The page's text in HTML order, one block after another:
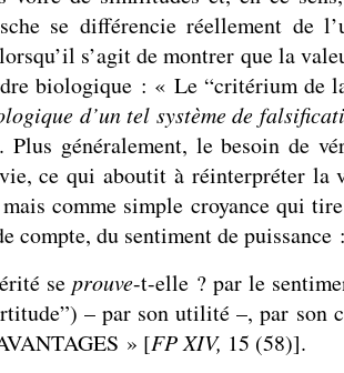
se différencie réellement de
s’agit de montrer que la
biologique : « Le “critérium de
d’un tel système de
généralement, le besoin de
ce qui aboutit à réinterpréter la
comme simple croyance qui
compte, du sentiment de puissance
se prouve-t-elle ? par le
– par son utilité –, par son
» [FP XIV, 15 (58)].